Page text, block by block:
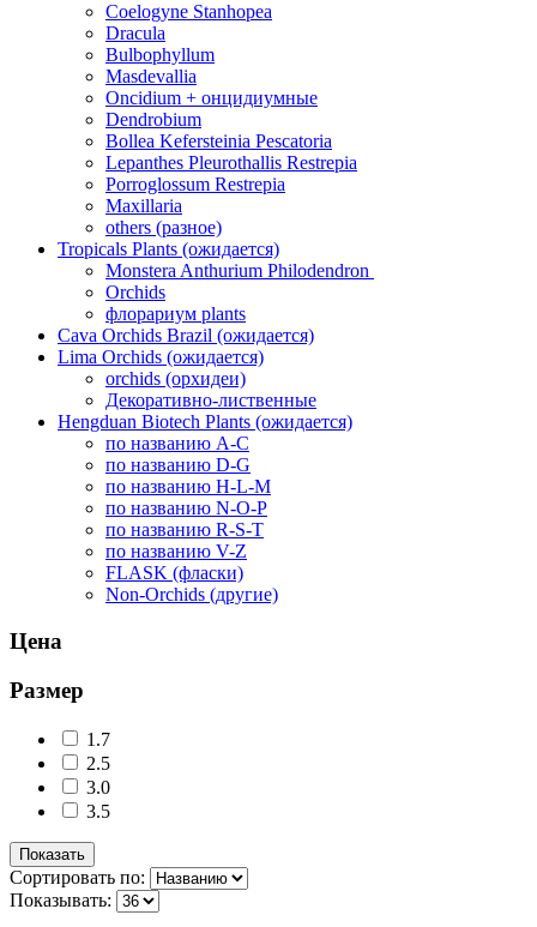
Coelogyne Stanhopea
Dracula
Bulbophyllum
Masdevallia
Oncidium + онцидиумные
Dendrobium
Bollea Kefersteinia Pescatoria
Lepanthes Pleurothallis Restrepia
Porroglossum Restrepia
Maxillaria
others (разное)
Tropicals Plants (ожидается)
​​​​​​​Monstera Anthurium Philodendron
Orchids
флорариум plants
Cava Orchids Brazil (ожидается)
Lima Orchids (ожидается)
orchids (орхидеи)
Декоративно-лиственные
Hengduan Biotech Plants (ожидается)
по названию A-C
по названию D-G
по названию H-L-M
по названию N-O-P
по названию R-S-T
по названию V-Z
FLASK (фласки)
Non-Orchids (другие)
Цена
Размер
1.7
2.5
3.0
3.5
Сортировать по:
Показывать: